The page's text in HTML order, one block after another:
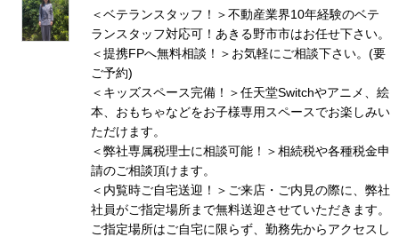
＜ベテランスタッフ！＞不動産業界10年経験のベテ
ランスタッフ対応可！あきる野市市はお任せ下さい。
＜提携FPへ無料相談！＞お気軽にご相談下さい。(要
ご予約)
＜キッズスペース完備！＞任天堂Switchやアニメ、絵
本、おもちゃなどをお子様専用スペースでお楽しみい
ただけます。
＜弊社専属税理士に相談可能！＞相続税や各種税金申
請のご相談頂けます。
＜内覧時ご自宅送迎！＞ご来店・ご内見の際に、弊社
社員がご指定場所まで無料送迎させていただきます。
ご指定場所はご自宅に限らず、勤務先からアクセスし